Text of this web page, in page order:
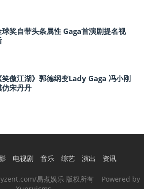
球奖自带头条属性 Gaga首演剧提名视
笑傲江湖》郭德纲变Lady Gaga 冯小刚
仿宋丹丹
电视剧 音乐 综艺 演出 资讯
易煮娱乐 版权所有 Powered by